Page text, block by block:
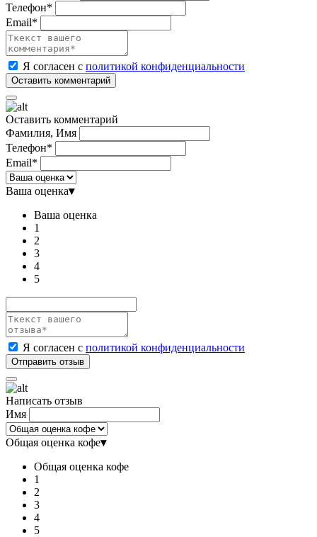
Телефон*
Email*
Я согласен с политикой конфиденциальности
Оставить комментарий
Фамилия, Имя
Телефон*
Email*
Ваша оценка▾
Ваша оценка
1
2
3
4
5
Я согласен с политикой конфиденциальности
Написать отзыв
Имя
Общая оценка кофе▾
Общая оценка кофе
1
2
3
4
5